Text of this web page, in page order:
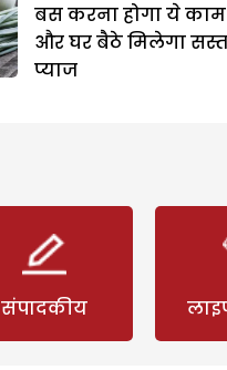
बस करना होगा ये काम
और घर बैठे मिलेगा
प्याज
संपादकीय